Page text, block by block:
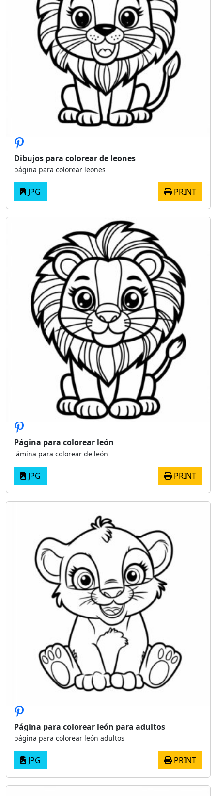
Dibujos para colorear de leones
página para colorear leones
JPG PRINT
Página para colorear león
lámina para colorear de león
JPG PRINT
Página para colorear león para adultos
página para colorear león adultos
JPG PRINT